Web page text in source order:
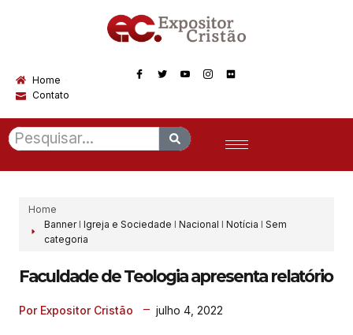
Home
Contato
Home
BannerI Igreja e Sociedade I Nacional I Notícia I Sem
categoria
Faculdade de Teologia apresenta relatório
Por Expositor Cristão julho 4, 2022